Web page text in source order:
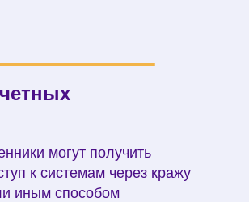
могут получить
к системам через кражу
иным способом